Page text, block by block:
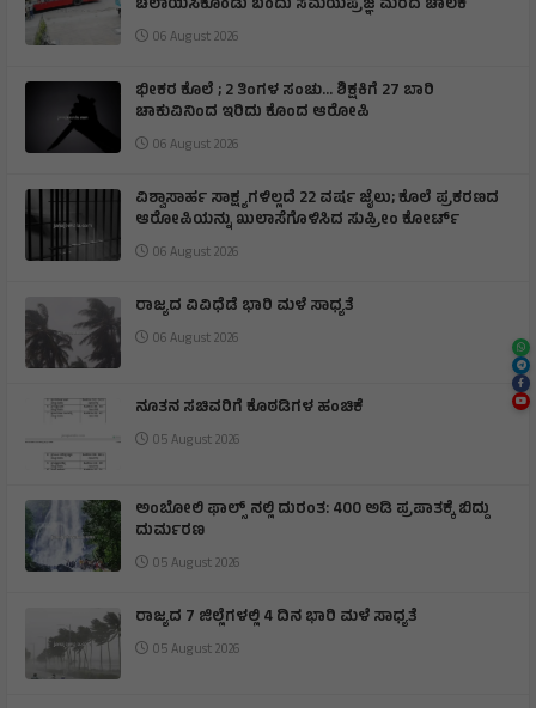
ಚಲಾಯಿಸಿಕೊಂಡು ಬಂದು ಸಮಯಪ್ರಜ್ಞೆ ಮೆರೆದ ಚಾಲಕ
06 August 2026
ಭೀಕರ ಕೊಲೆ ; 2 ತಿಂಗಳ ಸಂಚು… ಶಿಕ್ಷಕಿಗೆ 27 ಬಾರಿ
ಚಾಕುವಿನಿಂದ ಇರಿದು ಕೊಂದ ಆರೋಪಿ
06 August 2026
ವಿಶ್ವಾಸಾರ್ಹ ಸಾಕ್ಷ್ಯಗಳಿಲ್ಲದೆ 22 ವರ್ಷ ಜೈಲು; ಕೊಲೆ ಪ್ರಕರಣದ
ಆರೋಪಿಯನ್ನು ಖುಲಾಸೆಗೊಳಿಸಿದ ಸುಪ್ರೀಂ ಕೋರ್ಟ್
06 August 2026
ರಾಜ್ಯದ ವಿವಿಧೆಡೆ ಭಾರಿ ಮಳೆ ಸಾಧ್ಯತೆ
06 August 2026
ನೂತನ ಸಚಿವರಿಗೆ ಕೊಠಡಿಗಳ ಹಂಚಿಕೆ
05 August 2026
ಅಂಬೋಲಿ ಫಾಲ್ಸ್ ನಲ್ಲಿ ದುರಂತ: 400 ಅಡಿ ಪ್ರಪಾತಕ್ಕೆ ಬಿದ್ದು
ದುರ್ಮರಣ
05 August 2026
ರಾಜ್ಯದ 7 ಜಿಲ್ಲೆಗಳಲ್ಲಿ 4 ದಿನ ಭಾರಿ ಮಳೆ ಸಾಧ್ಯತೆ
05 August 2026